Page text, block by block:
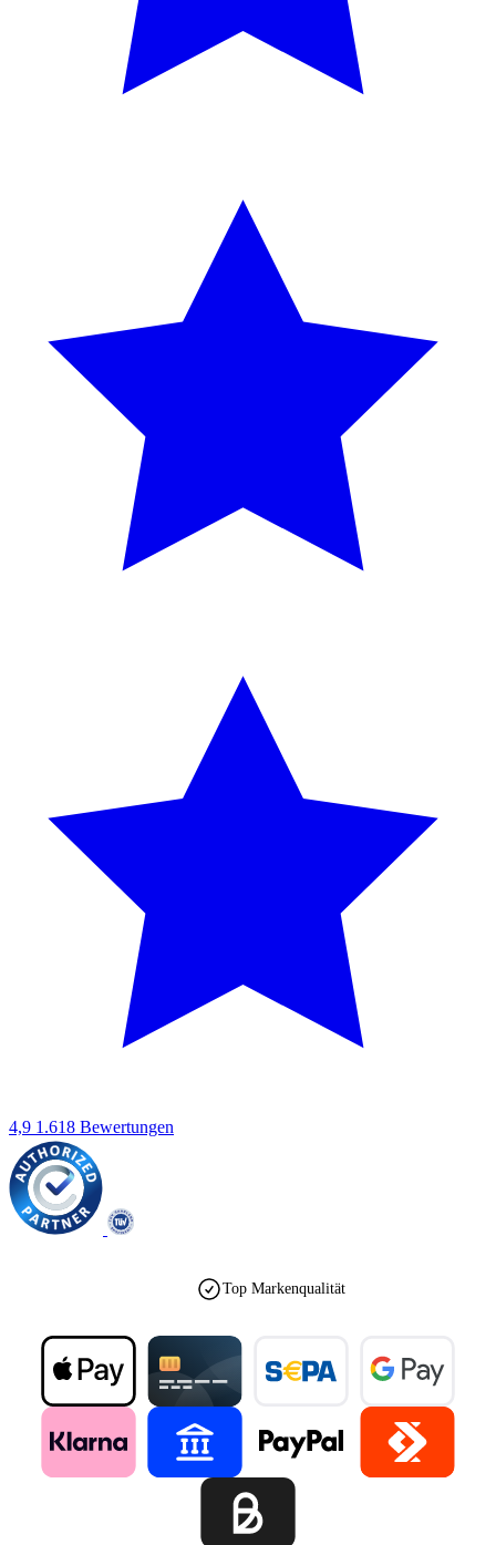
4,9 1.618 Bewertungen
Top Markenqualität